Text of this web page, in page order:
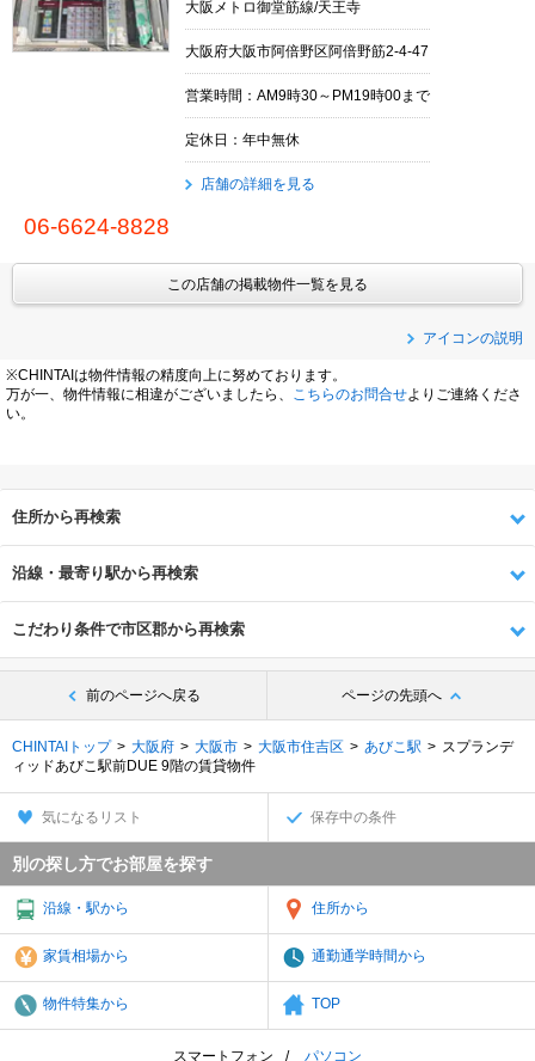
大阪メトロ御堂筋線/天王寺
大阪府大阪市阿倍野区阿倍野筋2-4-47
営業時間：AM9時30～PM19時00まで
定休日：年中無休
店舗の詳細を見る
06-6624-8828
この店舗の掲載物件一覧を見る
アイコンの説明
※CHINTAIは物件情報の精度向上に努めております。
万が一、物件情報に相違がございましたら、
こちらのお問合せよりご連絡くださ
い。
住所から再検索
沿線・最寄り駅から再検索
こだわり条件で市区郡から再検索
前のページへ戻る ページの先頭へ
CHINTAIトップ 大阪府 大阪市 大阪市住吉区 あびこ駅
スプランデ
ィッドあびこ駅前DUE 9階の賃貸物件
気になるリスト 保存中の条件
別の探し方でお部屋を探す
沿線・駅から 住所から
家賃相場から 通勤通学時間から
物件特集から TOP
スマートフォン パソコン